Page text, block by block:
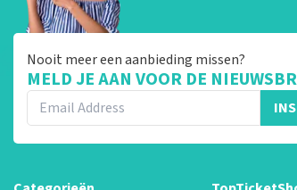
Nooit meer een aanbieding missen?
MELD JE AAN VOOR DE